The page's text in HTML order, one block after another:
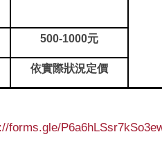
500-1000元
依實際狀況定價
forms.gle/